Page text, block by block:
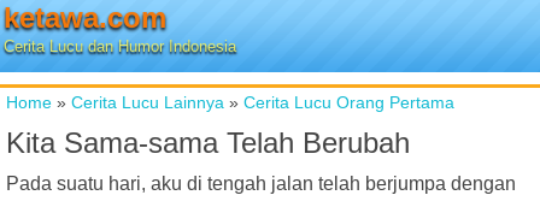
ketawa.com
Cerita Lucu dan Humor Indonesia
Home » Cerita Lucu Lainnya » Cerita Lucu Orang Pertama
Kita Sama-sama Telah Berubah
Pada suatu hari, aku di tengah jalan telah berjumpa dengan